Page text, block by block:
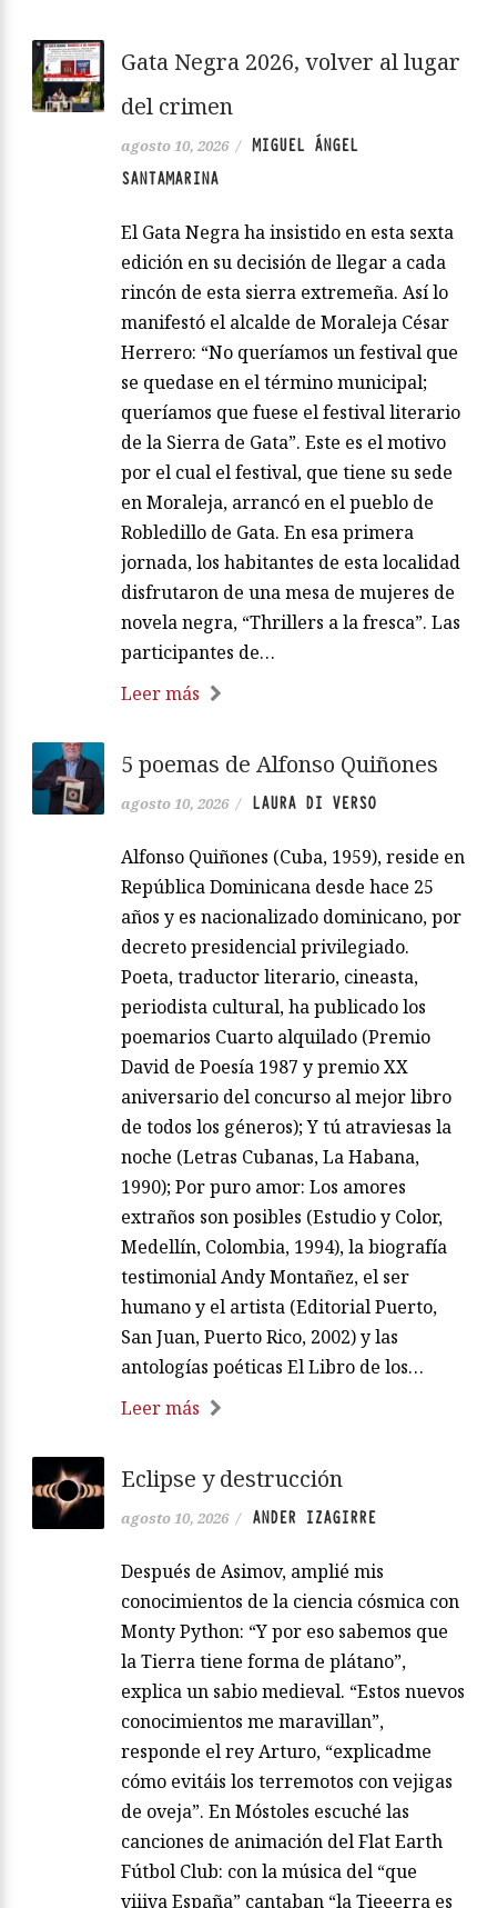
Gata Negra 2026, volver al lugar
del crimen
agosto 10, 2026 / MIGUEL ÁNGEL
SANTAMARINA
El Gata Negra ha insistido en esta sexta
edición en su decisión de llegar a cada
rincón de esta sierra extremeña. Así lo
manifestó el alcalde de Moraleja César
Herrero: “No queríamos un festival que
se quedase en el término municipal;
queríamos que fuese el festival literario
de la Sierra de Gata”. Este es el motivo
por el cual el festival, que tiene su sede
en Moraleja, arrancó en el pueblo de
Robledillo de Gata. En esa primera
jornada, los habitantes de esta localidad
disfrutaron de una mesa de mujeres de
novela negra, “Thrillers a la fresca”. Las
participantes de…
Leer más
5 poemas de Alfonso Quiñones
agosto 10, 2026 / LAURA DI VERSO
Alfonso Quiñones (Cuba, 1959), reside en
República Dominicana desde hace 25
años y es nacionalizado dominicano, por
decreto presidencial privilegiado.
Poeta, traductor literario, cineasta,
periodista cultural, ha publicado los
poemarios Cuarto alquilado (Premio
David de Poesía 1987 y premio XX
aniversario del concurso al mejor libro
de todos los géneros); Y tú atraviesas la
noche (Letras Cubanas, La Habana,
1990); Por puro amor: Los amores
extraños son posibles (Estudio y Color,
Medellín, Colombia, 1994), la biografía
testimonial Andy Montañez, el ser
humano y el artista (Editorial Puerto,
San Juan, Puerto Rico, 2002) y las
antologías poéticas El Libro de los…
Leer más
Eclipse y destrucción
agosto 10, 2026 / ANDER IZAGIRRE
Después de Asimov, amplié mis
conocimientos de la ciencia cósmica con
Monty Python: “Y por eso sabemos que
la Tierra tiene forma de plátano”,
explica un sabio medieval. “Estos nuevos
conocimientos me maravillan”,
responde el rey Arturo, “explicadme
cómo evitáis los terremotos con vejigas
de oveja”. En Móstoles escuché las
canciones de animación del Flat Earth
Fútbol Club: con la música del “que
viiiva España” cantaban “la Tieeerra es